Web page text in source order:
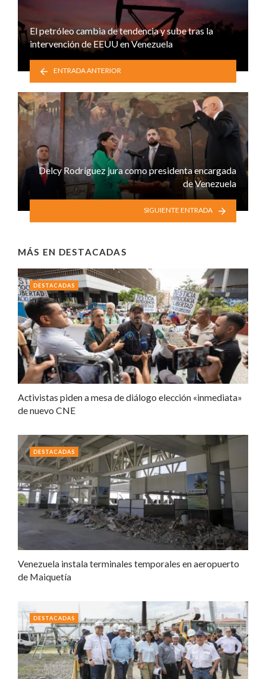
El petróleo cambia de tendencia y sube tras la
intervención de EEUU en Venezuela
ENTRADA ANTERIOR
Delcy Rodríguez jura como presidenta encargada
de Venezuela
SIGUIENTE ENTRADA
MÁS EN DESTACADAS
Activistas piden a mesa de diálogo elección «inmediata»
de nuevo CNE
DESTACADAS
Venezuela instala terminales temporales en aeropuerto
de Maiquetía
DESTACADAS
DESTACADAS